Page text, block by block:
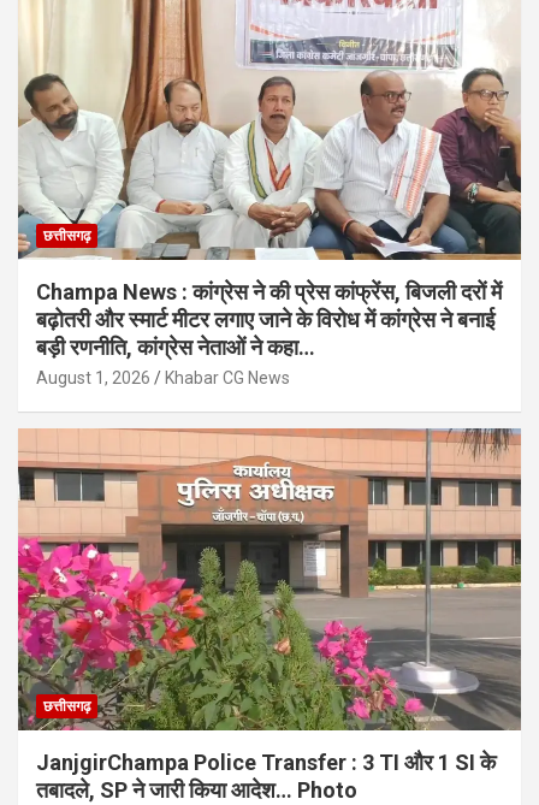
छत्तीसगढ़
Champa News : कांग्रेस ने की प्रेस कांफ्रेंस, बिजली दरों में
बढ़ोतरी और स्मार्ट मीटर लगाए जाने के विरोध में कांग्रेस ने बनाई
बड़ी रणनीति, कांग्रेस नेताओं ने कहा…
August 1, 2026 Khabar CG News
छत्तीसगढ़
JanjgirChampa Police Transfer : 3 TI और 1 SI के
तबादले, SP ने जारी किया आदेश… Photo